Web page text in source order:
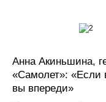
Анна Акиньшина,
«Самолет»: «Если
вы впереди»
2